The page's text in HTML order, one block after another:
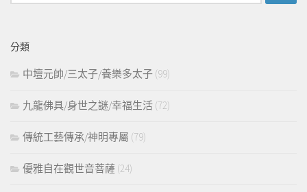
字:
分類
中壇元帥/三太子/養樂多太子 (99)
九龍佛具/身世之謎/幸福生活 (72)
傳統工藝傳承/神明專屬 (79)
優雅自在觀世音菩薩 (24)